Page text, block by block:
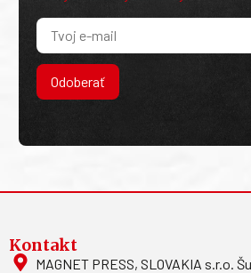
Odoberať
Kontakt
MAGNET PRESS, SLOVAKIA s.r.o.